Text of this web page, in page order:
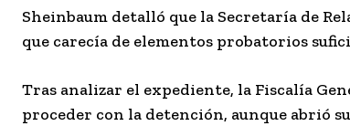
Sheinbaum detalló que la Secretaría de
que carecía de elementos probatorios
Tras analizar el expediente, la Fiscalía
proceder con la detención, aunque abrió